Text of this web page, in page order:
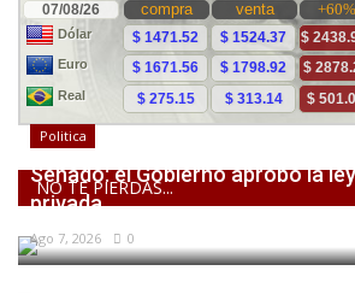
NO TE PIERDAS...
Politica
Senado: el Gobierno aprobó la
privada,...
Ago 7, 2026 0